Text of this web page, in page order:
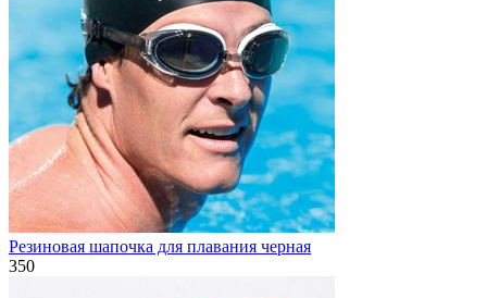
Резиновая шапочка для плавания черная
350